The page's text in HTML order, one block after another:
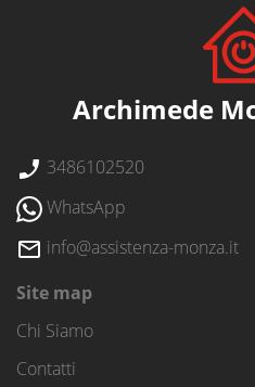
Archimede
3486102520
WhatsApp
info@assistenza-monza.it
Site map
Chi Siamo
Contatti